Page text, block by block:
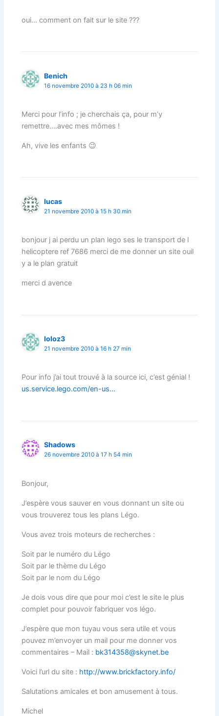
oui… comment on fait sur le site ???
Benich
16 novembre 2010 à 23 h 06 min
Merci pour l’info ; je cherchais ça, pour m’y
remettre….avec mes mômes !
Ah, vive les enfants 😉
lucas
21 novembre 2010 à 15 h 30 min
bonjour j ai perdu un plan lego ses le transport de l
helicoptere ref 7686 merci de me donner un site ouil
y a le plan gratuit
merci d avence
loloz3
21 novembre 2010 à 16 h 27 min
Pour info j’ai tout trouvé à la source ici, c’est génial !
us.service.lego.com/en-us…
Shadows
26 novembre 2010 à 17 h 54 min
Bonjour,
J’espère vous sauver en vous donnant un site ou
vous trouverez tous les plans Légo.
Vous avez trois moteurs de recherches :
Soit par le numéro du Légo
Soit par le thème du Légo
Soit par le nom du Légo
Je dois vous dire que pour moi c’est le site le plus
complet pour pouvoir fabriquer vos légo.
J’espère que mon tuyau vous sera utile et vous
pouvez m’envoyer un mail pour me donner vos
commentaires – Mail : bk314358@skynet.be
Voici l’url du site : http://www.brickfactory.info/
Salutations amicales et bon amusement à tous.
Michel